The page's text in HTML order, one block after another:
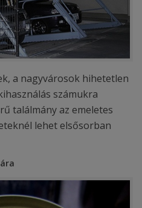
a nagyvárosok hihetetlen
számukra
találmány az emeletes
lehet elsősorban